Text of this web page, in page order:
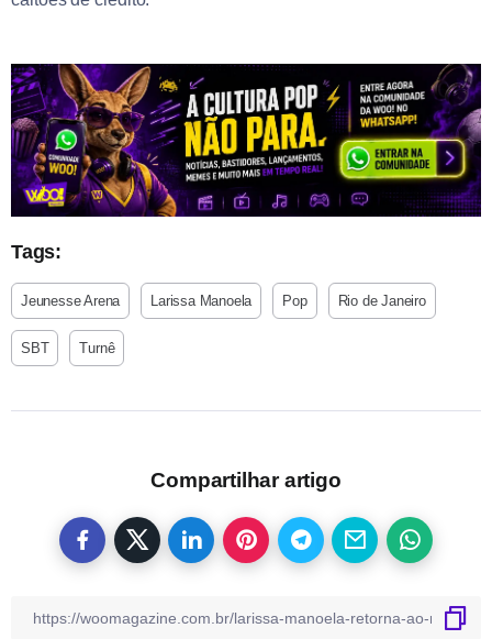
Tags:
Jeunesse Arena Larissa Manoela Pop Rio de Janeiro
SBT Turnê
Compartilhar artigo